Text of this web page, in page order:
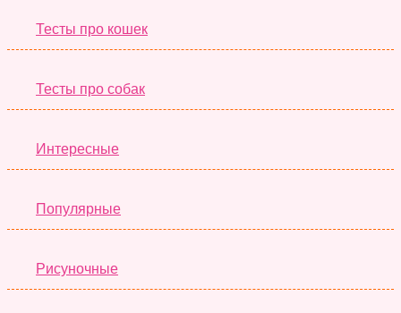
Тесты про кошек
Тесты про собак
Интересные
Популярные
Рисуночные